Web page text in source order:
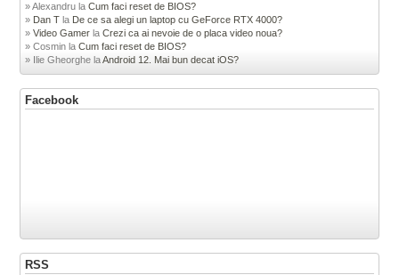
Alexandru laCum faci reset de BIOS?
Dan T la De ce sa alegi un laptop cu GeForce RTX 4000?
Video Gamer laCrezi ca ai nevoie de o placa video noua?
Cosmin laCum faci reset de BIOS?
Ilie Gheorghe laAndroid 12. Mai bun decat iOS?
Facebook
RSS